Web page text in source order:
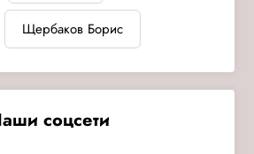
Щербаков Борис
соцсети